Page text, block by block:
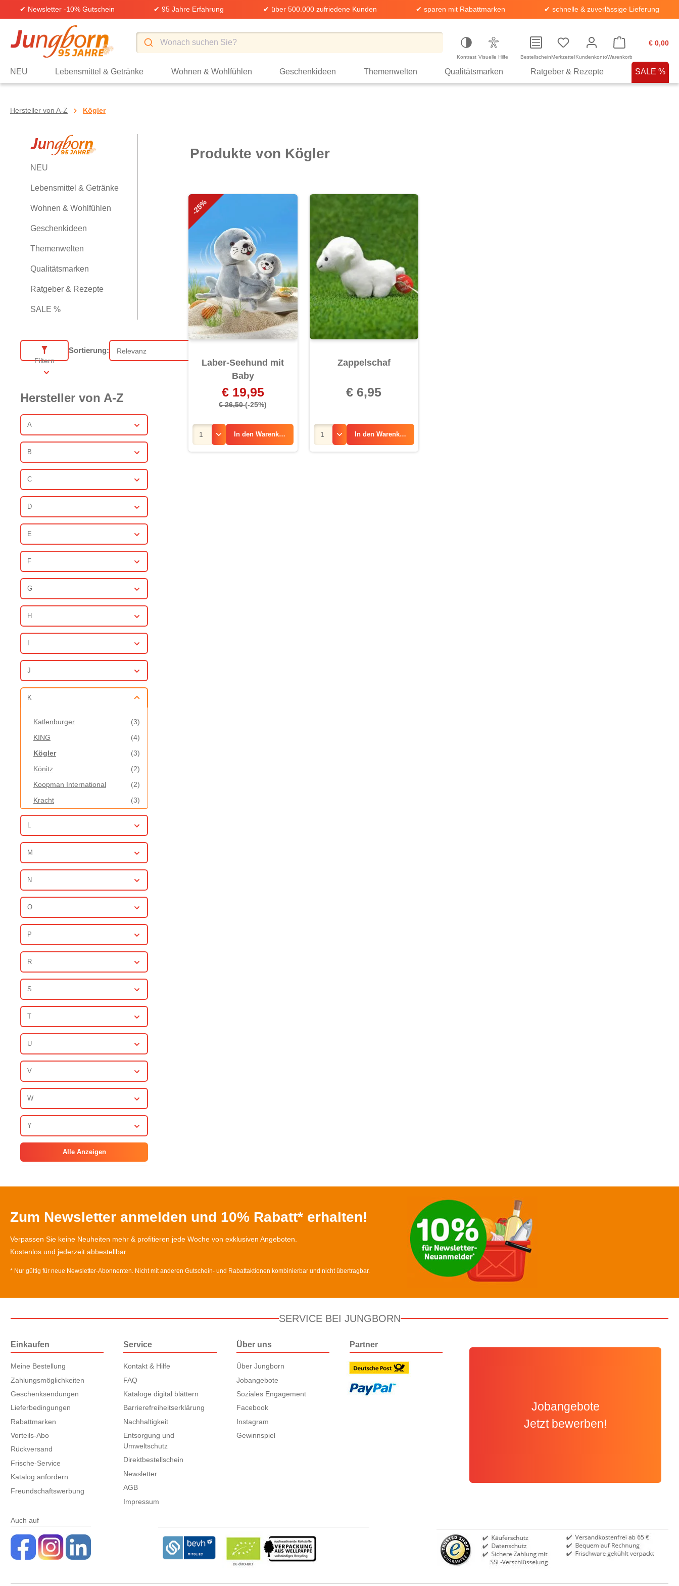
Zur Hauptnavigation springen
✔ Newsletter -10% Gutschein ✔ 95 Jahre Erfahrung ✔ über 500.000 zufriedene Kunden ✔ sparen mit Rabattmarken ✔ schnelle & zuverlässige Lieferung
Kontrast Visuelle Hilfe BestellscheinMerkzettelKundenkonto
€ 0,00
Warenkorb
NEU Lebensmittel & Getränke Wohnen & Wohlfühlen Geschenkideen Themenwelten Qualitätsmarken Ratgeber & Rezepte SALE %
Hersteller von A-Z Kögler
NEU
Lebensmittel & Getränke
Wohnen & Wohlfühlen
Geschenkideen
Themenwelten
Qualitätsmarken
Ratgeber & Rezepte
SALE %
Filtern
Sortierung:
Sortierung
Hersteller von A-Z
A
B
C
D
E
F
G
H
J
K
(3)
Katlenburger
(4)
KING
(3)
Kögler
(2)
Könitz
(2)
Koopman International
(3)
Kracht
(3)
Krüger & Gregoriades
L
M
N
O
P
R
S
T
U
V
W
Y
Alle Anzeigen
Produkte von Kögler
-25%
Laber-Seehund mit
Baby
€ 19,95
€ 26,50(-25%)
In den Warenkorb
Zappelschaf
€ 6,95
In den Warenkorb
Zum Newsletter anmelden und 10% Rabatt* erhalten!
Verpassen Sie keine Neuheiten mehr & profitieren jede Woche von exklusiven Angeboten.
Kostenlos und jederzeit abbestellbar.
* Nur gültig für neue Newsletter-Abonnenten. Nicht mit anderen Gutschein- und Rabattaktionen kombinierbar und nicht übertragbar.
SERVICE BEI JUNGBORN
Einkaufen
Meine Bestellung
Zahlungsmöglichkeiten
Geschenksendungen
Lieferbedingungen
Rabattmarken
Vorteils-Abo
Rückversand
Frische-Service
Katalog anfordern
Freundschaftswerbung
Service
Kontakt & Hilfe
FAQ
Kataloge digital blättern
Barrierefreiheitserklärung
Nachhaltigkeit
Entsorgung und
Umweltschutz
Direktbestellschein
Newsletter
AGB
Impressum
Über uns
Über Jungborn
Jobangebote
Soziales Engagement
Facebook
Instagram
Gewinnspiel
Partner
Jobangebote
Jetzt bewerben!
Auch auf